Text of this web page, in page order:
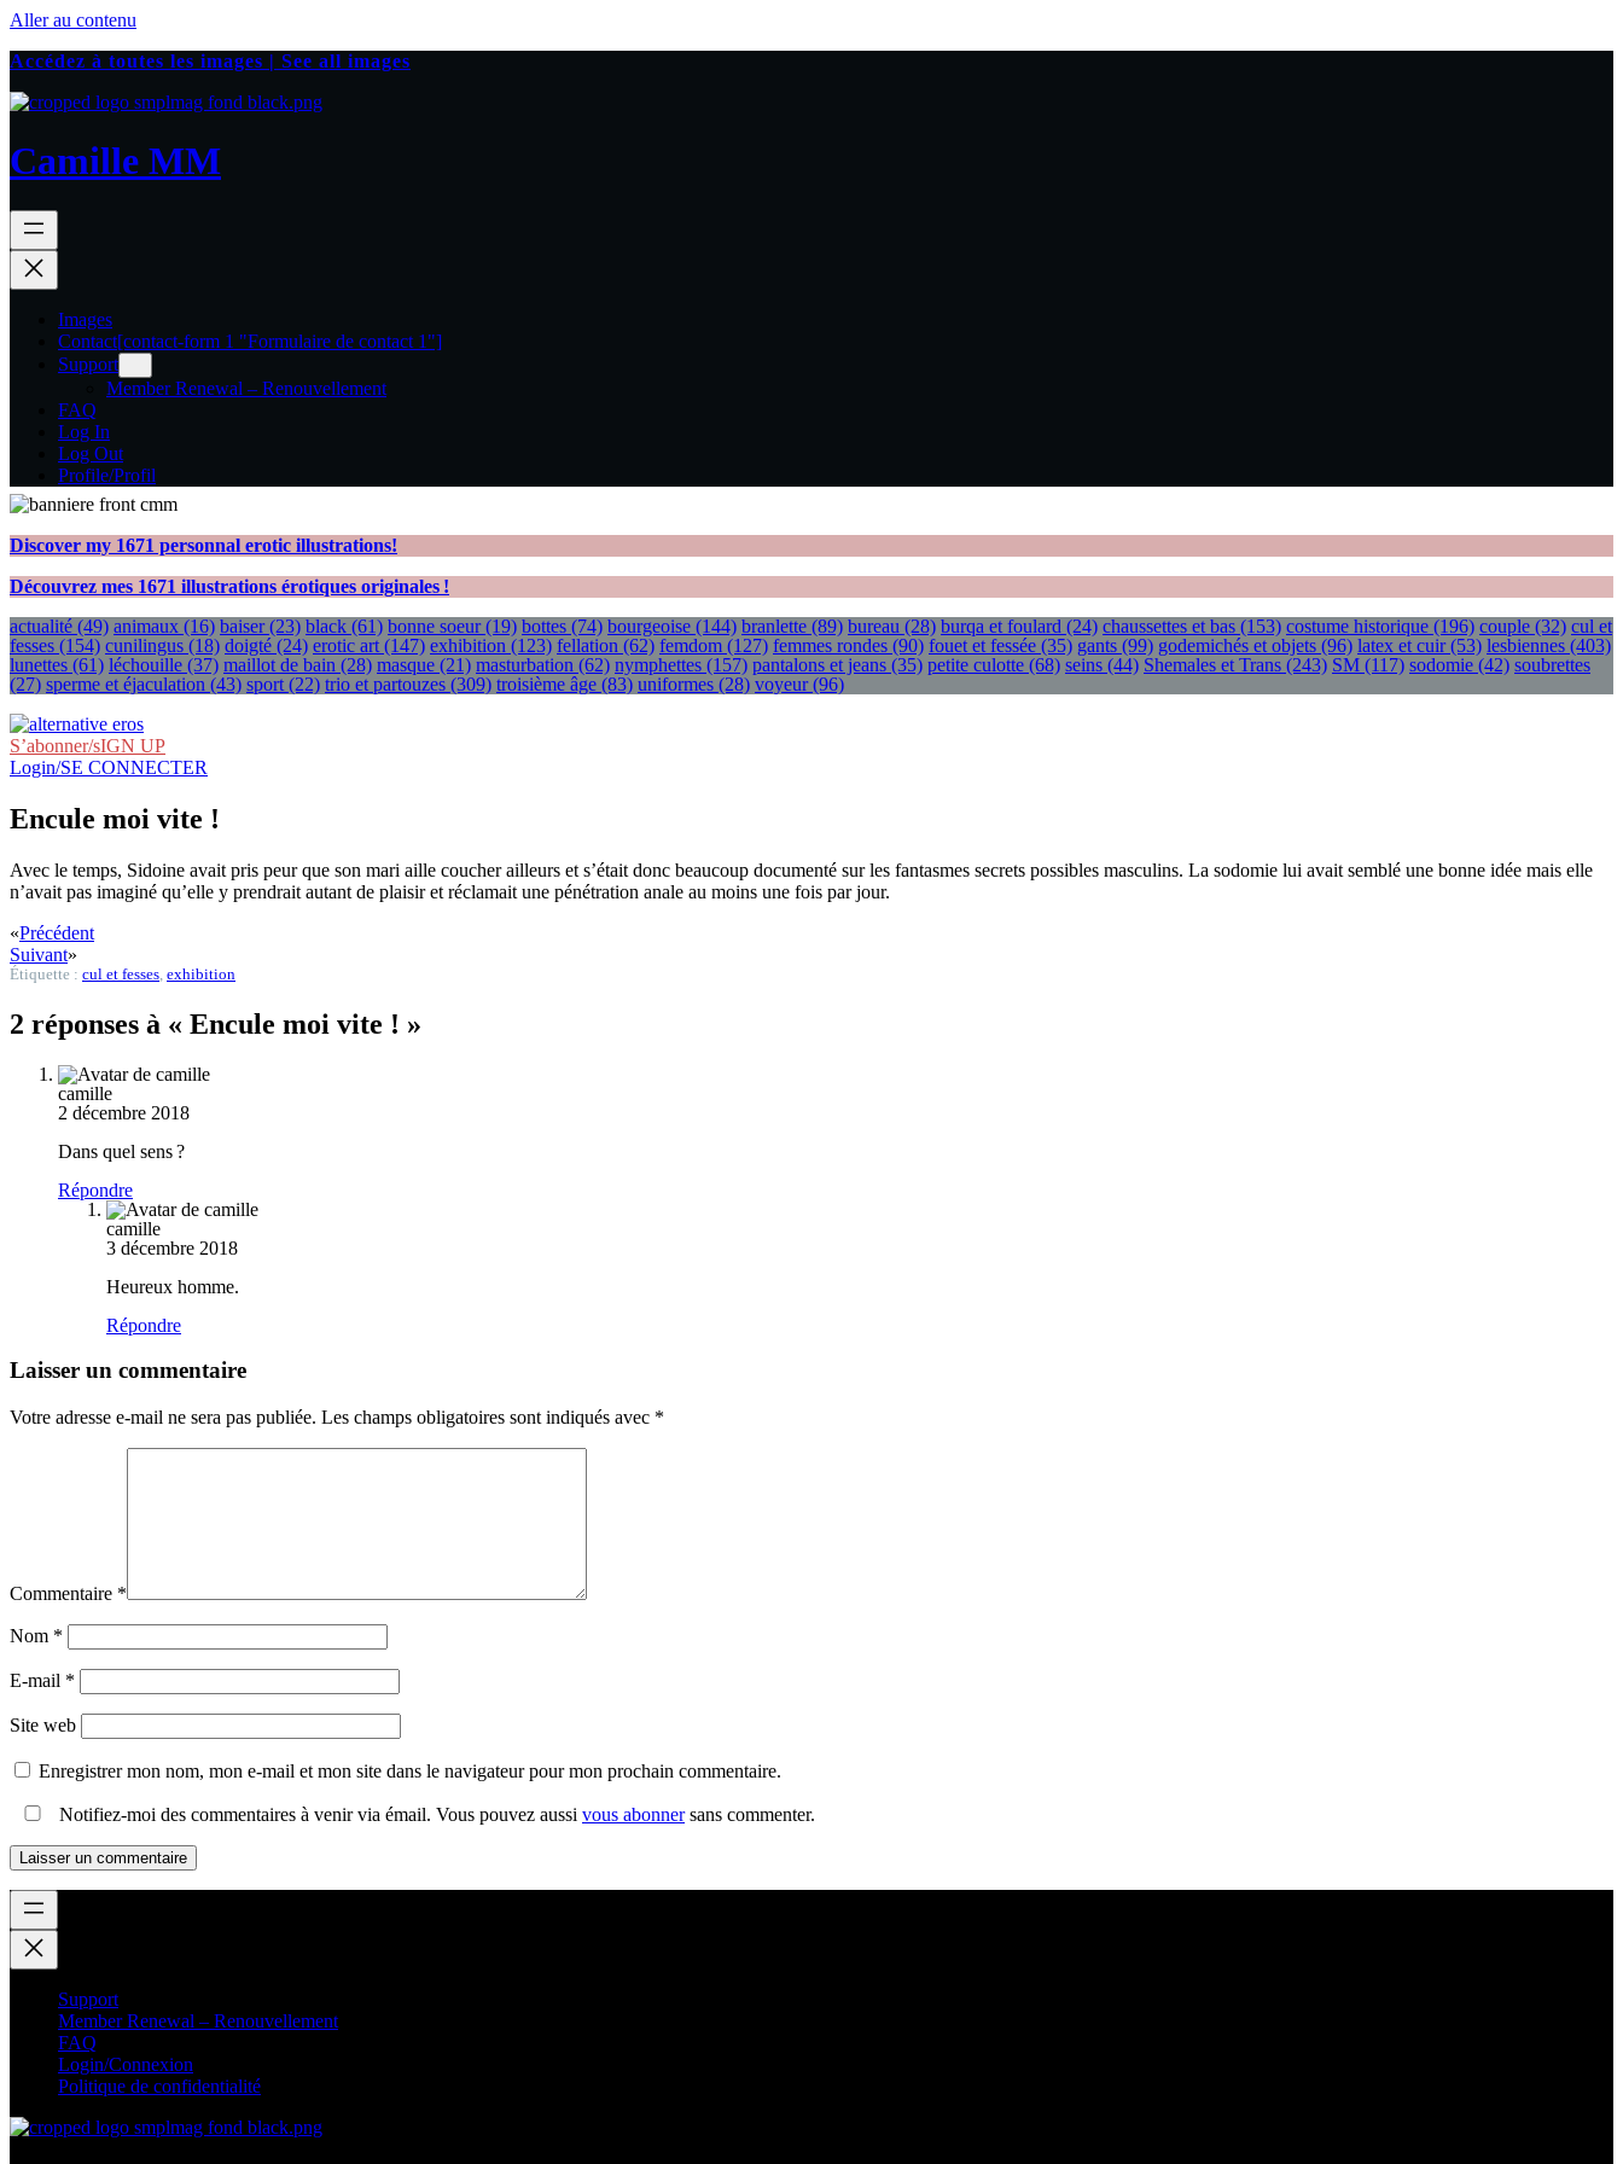
Aller au contenu
Accédez à toutes les images | See all images
Camille MM
Images
Contact[contact-form 1 "Formulaire de contact 1"]
Support
Member Renewal – Renouvellement
FAQ
Log In
Log Out
Profile/Profil
Discover my 1671 personnal erotic illustrations!
Découvrez mes 1671 illustrations érotiques originales !
actualité (49) animaux (16) baiser(23) black (61) bonne soeur(19) bottes (74) bourgeoise (144) branlette (89) bureau (28) burqa et foulard (24) chaussettes et bas (153) costume historique (196) couple (32) cul et
fesses (154) cunilingus (18) doigté (24) erotic art (147) exhibition (123) fellation (62) femdom (127) femmes rondes (90) fouet et fessée (35) gants (99) godemichés et objets (96) latex et cuir(53) lesbiennes (403)
lunettes (61) léchouille (37) maillot de bain (28) masque (21) masturbation (62) nymphettes (157) pantalons et jeans (35) petite culotte (68) seins (44) Shemales et Trans (243) SM (117) sodomie (42) soubrettes
(27) sperme et éjaculation (43) sport (22) trio et partouzes (309) troisième âge (83) uniformes (28) voyeur(96)
S’abonner/sIGN UP
Login/SE CONNECTER
Encule moi vite !
Avec le temps, Sidoine avait pris peur que son mari aille coucher ailleurs et s’était donc beaucoup documenté sur les fantasmes secrets possibles masculins. La sodomie lui avait semblé une bonne idée mais elle
n’avait pas imaginé qu’elle y prendrait autant de plaisir et réclamait une pénétration anale au moins une fois par jour.
«Précédent
Suivant»
Étiquette : cul et fesses exhibition
2 réponses à « Encule moi vite ! »
camille
2 décembre 2018
Dans quel sens ?
Répondre
camille
3 décembre 2018
Heureux homme.
Répondre
Laisser un commentaire
Votre adresse e-mail ne sera pas publiée. Les champs obligatoires sont indiqués avec *
Commentaire *
Nom *
E-mail *
Site web
Enregistrer mon nom, mon e-mail et mon site dans le navigateur pour mon prochain commentaire.
Notifiez-moi des commentaires à venir via émail. Vous pouvez aussi vous abonnersans commenter.
Support
Member Renewal – Renouvellement
FAQ
Login/Connexion
Politique de confidentialité